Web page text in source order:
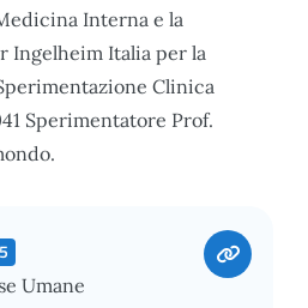
Interna e la
Ingelheim Italia per la
Clinica
Sperimentatore Prof.
Umane